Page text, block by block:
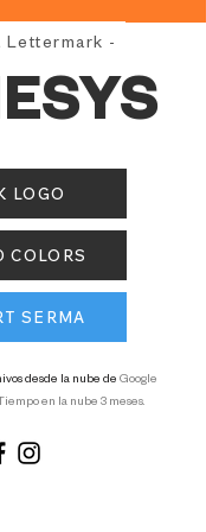
Lettermark -
LOGO
COLORS
SERMA
desde la nube de Google
Tiempo en la nube 3 meses.